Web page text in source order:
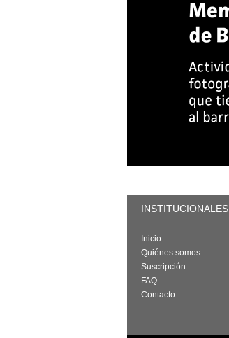
INSTITUCIONALES
Inicio
Quiénes somos
Suscripción
FAQ
Contacto